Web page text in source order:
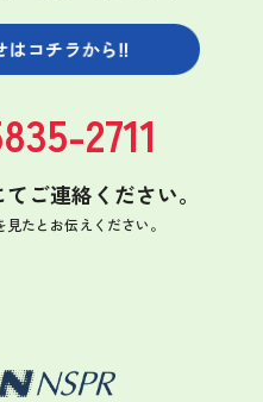
はコチラから‼
ご連絡ください。
2711
見たと お伝えください。